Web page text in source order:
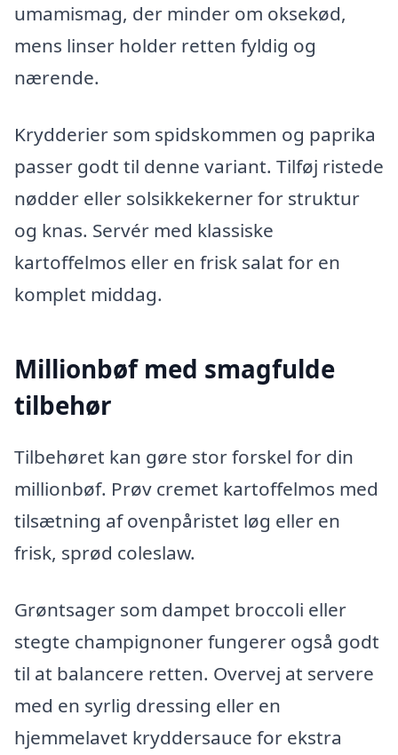
umamismag, der minder om oksekød,
mens linser holder retten fyldig og
nærende.
Krydderier som spidskommen og paprika
passer godt til denne variant. Tilføj ristede
nødder eller solsikkekerner for struktur
og knas. Servér med klassiske
kartoffelmos eller en frisk salat for en
komplet middag.
Millionbøf med smagfulde
tilbehør
Tilbehøret kan gøre stor forskel for din
millionbøf. Prøv cremet kartoffelmos med
tilsætning af ovenpåristet løg eller en
frisk, sprød coleslaw.
Grøntsager som dampet broccoli eller
stegte champignoner fungerer også godt
til at balancere retten. Overvej at servere
med en syrlig dressing eller en
hjemmelavet kryddersauce for ekstra